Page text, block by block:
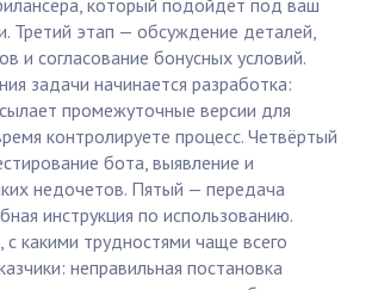
который подойдет под ваш
Третий этап — обсуждение деталей,
и согласование бонусных условий.
задачи начинается разработка:
промежуточные версии для
контролируете процесс. Четвёртый
бота, выявление и
недочетов. Пятый — передача
инструкция по использованию.
какими трудностями чаще всего
неправильная постановка